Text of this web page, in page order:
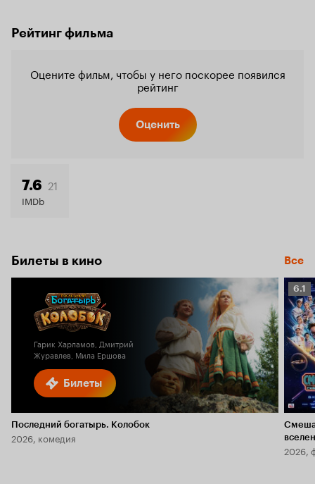
Рейтинг фильма
Оцените фильм, чтобы у него поскорее появился
рейтинг
Оценить
7.6 21
IMDb
Билеты в кино Все
Билеты
Гарик Харламов, Дмитрий
Журавлев, Мила Ершова
Последний богатырь. Колобок
2026, комедия
6.1
6.1
2026,